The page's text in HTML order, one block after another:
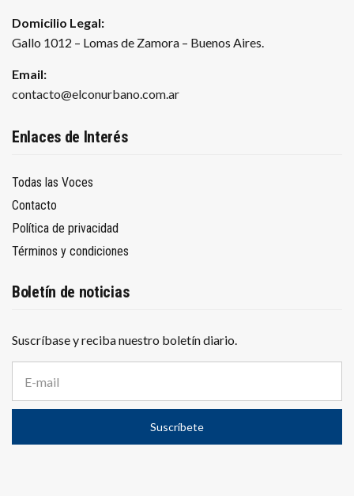
Domicilio Legal:
Gallo 1012 – Lomas de Zamora – Buenos Aires.
Email:
contacto@elconurbano.com.ar
Enlaces de Interés
Todas las Voces
Contacto
Política de privacidad
Términos y condiciones
Boletín de noticias
Suscríbase y reciba nuestro boletín diario.
r
e
c
Suscríbete